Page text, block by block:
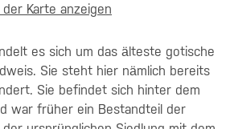
Karte anzeigen
es sich um das älteste gotische
Sie steht hier nämlich bereits
Sie befindet sich hinter dem
war früher ein Bestandteil der